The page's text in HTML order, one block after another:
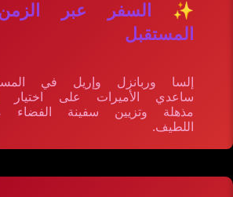
✨ السفر عبر
المستقبل
إلسا وربانزل وإريل في
ساعدي الأميرات على اختيار
مذهلة وتزيين سفينة الفضاء
اللطيف.